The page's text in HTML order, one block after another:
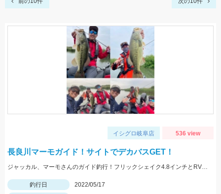
イシグロ岐阜店 536 view
長良川マーモガイド！サイトでデカバスGET！
ジャッカル、マーモさんのガイド釣行！フリックシェイク4.8インチとRVドリフトフライ3インチで釣れました！
釣行日
2022/05/17